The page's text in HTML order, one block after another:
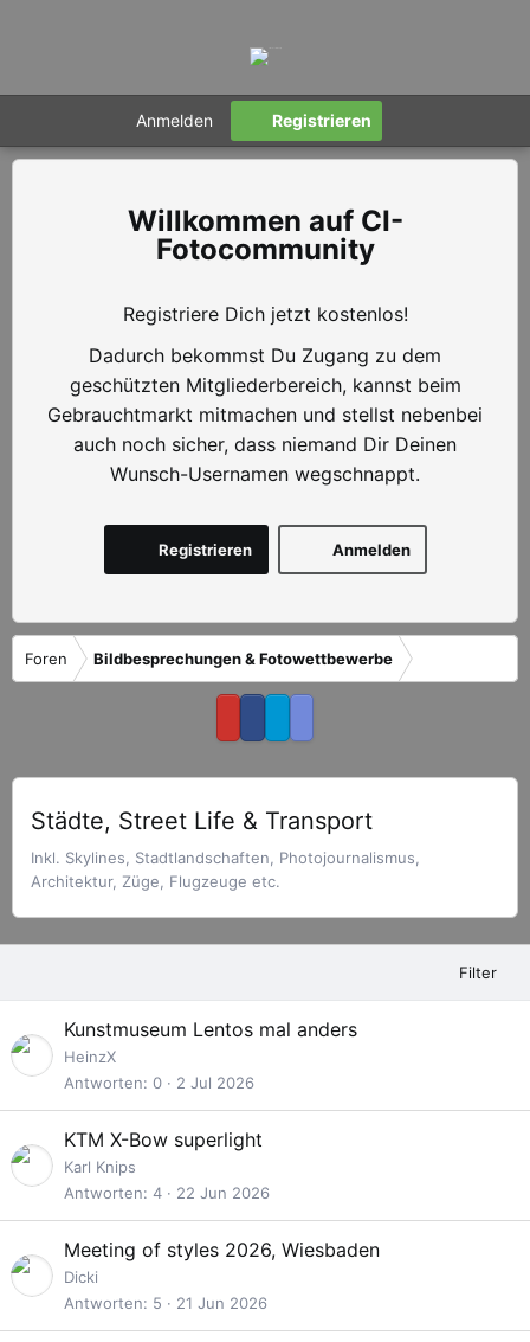
Anmelden Registrieren
CI-
Fotocommunity
Registriere Dich jetzt kostenlos!
Dadurch bekommst Du Zugang zu dem
geschützten Mitgliederbereich, kannst beim
Gebrauchtmarkt mitmachen und stellst nebenbei
auch noch sicher, dass niemand Dir Deinen
Wunsch-Usernamen wegschnappt.
Anmelden
Registrieren
Foren Bildbesprechungen & Fotowettbewerbe
Städte, Street Life & Transport
Inkl. Skylines, Stadtlandschaften, Photojournalismus,
Architektur, Züge, Flugzeuge etc.
Filter
Kunstmuseum Lentos mal anders
HeinzX
Antworten 0 2 Jul 2026
KTM X-Bow superlight
Karl Knips
Antworten 4 22 Jun 2026
Meeting of styles 2026, Wiesbaden
Dicki
Antworten
5 21 Jun 2026